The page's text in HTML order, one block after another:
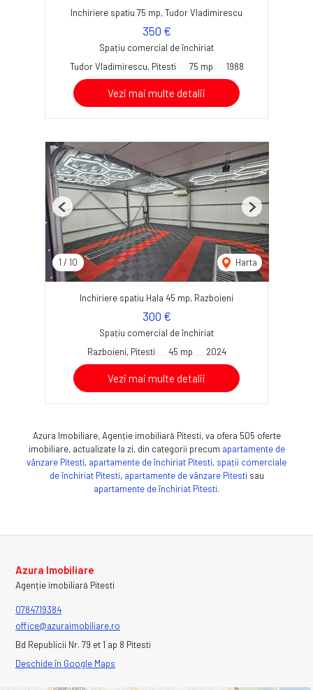
Inchiriere spatiu 75 mp, Tudor Vladimirescu
350 €
Spațiu comercial de închiriat
Tudor Vladimirescu, Pitesti
75 mp 1988
Vezi mai multe detalii
1 / 10 Harta
Previous Next
Inchiriere spatiu Hala 45 mp, Razboieni
300 €
Spațiu comercial de închiriat
Razboieni, Pitesti
45 mp 2024
Vezi mai multe detalii
Azura Imobiliare, Agenție imobiliară Pitesti, va ofera 505 oferte
imobiliare, actualizate la zi, din categorii precum apartamente de
vânzare Pitesti, apartamente de închiriat Pitesti, spații comerciale
de închiriat Pitesti, apartamente de vânzare Pitesti sau
apartamente de închiriat Pitesti.
Azura Imobiliare
Agenție imobiliară Pitesti
0784719384
office@azuraimobiliare.ro
Bd Republicii Nr. 79 et 1 ap 8 Pitesti
Deschide în Google Maps